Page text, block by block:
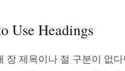
Use Headings
장 제목이나 절 구분이 없